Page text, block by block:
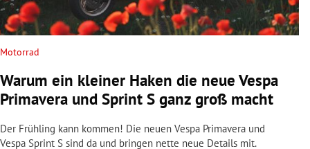
Untermenü
Untermenü
Untermenü
Motorrad
Warum ein kleiner Haken die neue Vespa
Primavera und Sprint S ganz groß macht
Der Frühling kann kommen! Die neuen Vespa Primavera und
Vespa Sprint S sind da und bringen nette neue Details mit.